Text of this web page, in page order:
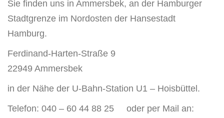
Sie finden uns in Ammersbek, an der Hamburger
Stadtgrenze im Nordosten der Hansestadt
Hamburg.
Ferdinand-Harten-Straße 9
22949 Ammersbek
in der Nähe der U-Bahn-Station U1 – Hoisbüttel.
Telefon: 040 – 60 44 88 25 oder per Mail an: